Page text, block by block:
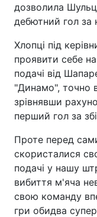
дозволила
дебютний гол за
Хлопці під
проявити себе
подачі від
"Динамо", точно
зрівнявши
перший гол за
Проте перед
скористалися
подачі у нашу
вибиття м'яча
свою команду
гри обидва